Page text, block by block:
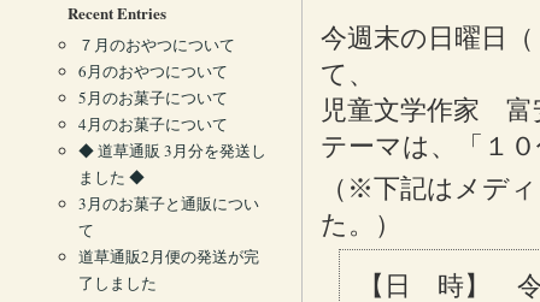
今週末の日曜日
て、
児童文学作家 富
テーマは、「１
（※下記はメデ
た。）
【日 時】 令
Recent Entries
７月のおやつについて
6月のおやつについて
5月のお菓子について
4月のお菓子について
◆ 道草通販 3月分を発送し
ました ◆
3月のお菓子と通販につい
て
道草通販2月便の発送が完
了しました